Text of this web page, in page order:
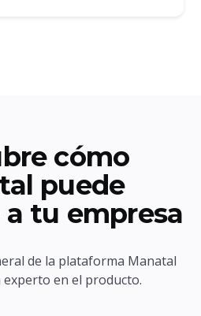
cómo
puede
tu empresa
de la plataforma Manatal
experto en el producto.